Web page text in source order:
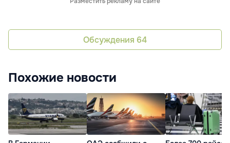
Обсуждения 64
Похожие новости